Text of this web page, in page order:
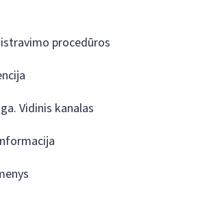
procedūros
Vidinis kanalas